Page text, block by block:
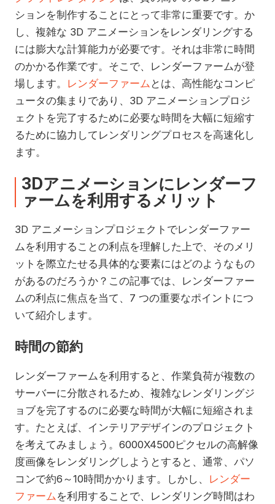
ションを制作することにとって非常に重要です。か
し、複雑な 3D アニメーションをレンダリングする
には膨大な計算能力が必要です。それは非常に時間
のかかる作業です。そこで、レンダーファームが登
場します。
レンダーファーム とは、高性能なコンピ
ュータの集まりであり、3D アニメーションプロジ
ェクトを完了するために必要な時間を大幅に短縮す
るために協力してレンダリングプロセスを高速化し
ます。
3Dアニメーションにレンダーフ
ァームを利用するメリット
3D アニメーションプロジェクトでレンダーファー
ムを利用することの利点を理解した上で、そのメリ
ットを際立たせる具体的な要素にはどのようなもの
があるのだろうか？この記事では、レンダーファー
ムの利点に焦点を当て、7 つの重要なポイントにつ
いて紹介します。
時間の節約
レンダーファームを利用すると、作業負荷が複数の
サーバーに分散されるため、複雑なレンダリングジ
ョブを完了するのに必要な時間が大幅に短縮されま
す。たとえば、インテリアデザインのプロジェクト
を考えてみましょう。6000X4500ピクセルの高解像
度画像をレンダリングしようとすると、通常、パソ
コンで約6～10時間かかります。しかし、
レンダー
ファームを利用することで、レンダリング時間はわ